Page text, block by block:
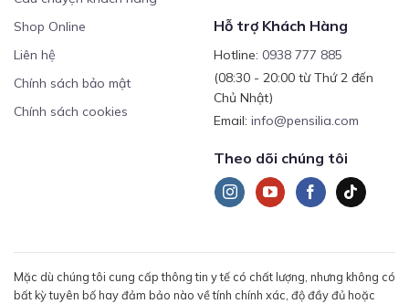
Shop Online
Liên hệ
Chính sách bảo mật
Chính sách cookies
Hỗ trợ Khách Hàng
Hotline: 0938 777 885
(08:30 - 20:00 từ Thứ 2 đến
Chủ Nhật)
Email: info@pensilia.com
Theo dõi chúng tôi
Mặc dù chúng tôi cung cấp thông tin y tế có chất lượng, nhưng không có
bất kỳ tuyên bố hay đảm bảo nào về tính chính xác, độ đầy đủ hoặc